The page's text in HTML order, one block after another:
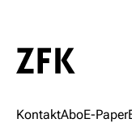
KontaktAboE-Paper